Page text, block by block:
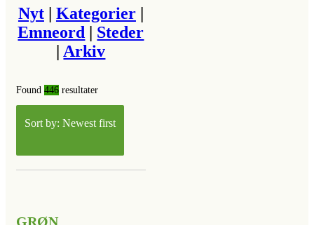
Nyt| Kategorier|
Emneord
Steder
|Arkiv
Found 446 resultater
Sort by: Newest first
GRØN